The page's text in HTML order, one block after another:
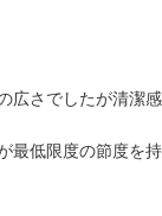
さでしたが清潔
低限度の節度を